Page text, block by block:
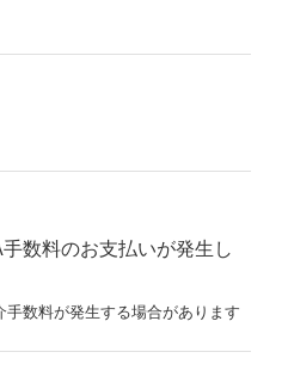
数料のお支払いが発生し
数料が発生する場合があります